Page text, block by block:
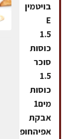
בויטמין
E
1.5
כוסות
סוכר
1.5
כוסות
מים1
אבקת
אפיהחופן